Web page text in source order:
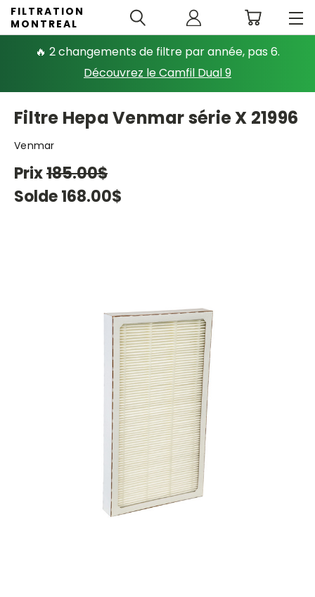
🔥 2 changements de filtre par année, pas 6.
Découvrez le Camfil Dual 9
FILTRATION
MONTREAL
Filtre Hepa Venmar série X 21996
Venmar
Prix185.00$
Solde168.00$